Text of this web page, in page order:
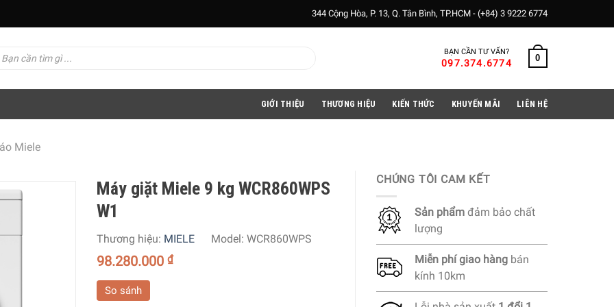
344 Cộng Hòa, P. 13, Q. Tân Bình, TP.HCM - (+84) 3 9222 6774
BẠN CẦN TƯ VẤN?
097.374.6774 0
GIỚI THIỆU THƯƠNG HIỆU KIẾN THỨC KHUYẾN MÃI LIÊN HỆ
Miele
Máy giặt Miele 9 kg WCR860WPS
W1
Thương hiệu: MIELE Model: WCR860WPS
98.280.000 ₫
So sánh
CHÚNG TÔI CAM KẾT
Sản phẩm đảm bảo chất
lượng
Miễn phígiao hàng bán
kính 10km